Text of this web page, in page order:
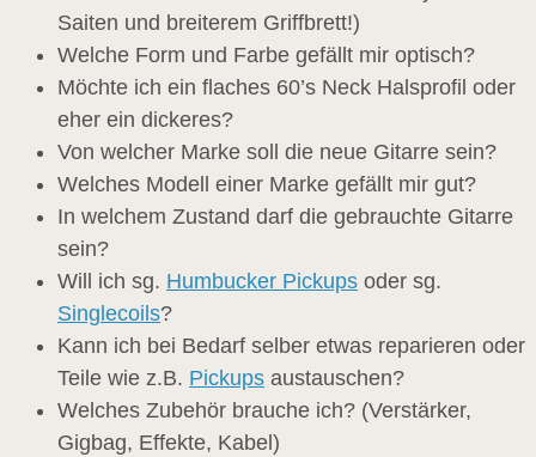
Saiten und breiterem Griffbrett!)
Welche Form und Farbe gefällt mir optisch?
Möchte ich ein flaches 60’s Neck Halsprofil oder
eher ein dickeres?
Von welcher Marke soll die neue Gitarre sein?
Welches Modell einer Marke gefällt mir gut?
In welchem Zustand darf die gebrauchte Gitarre
sein?
Will ich sg. Humbucker Pickups oder sg.
Singlecoils?
Kann ich bei Bedarf selber etwas reparieren oder
Teile wie z.B. Pickups austauschen?
Welches Zubehör brauche ich? (Verstärker,
Gigbag, Effekte, Kabel)